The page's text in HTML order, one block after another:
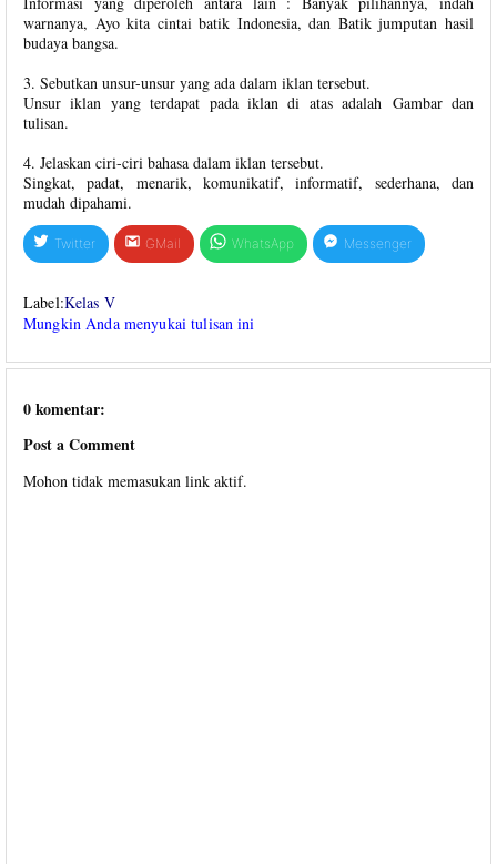
warnanya, Ayo kita cintai batik Indonesia, dan Batik jumputan hasil
budaya bangsa.
3. Sebutkan unsur-unsur yang ada dalam iklan tersebut.
Unsur iklan yang terdapat pada iklan di atas adalah Gambar dan
tulisan.
4. Jelaskan ciri-ciri bahasa dalam iklan tersebut.
Singkat, padat, menarik, komunikatif, informatif, sederhana, dan
mudah dipahami.
Twitter GMail WhatsApp Messenger
Label:Kelas V
Mungkin Anda menyukai tulisan ini
0 komentar:
Post a Comment
Mohon tidak memasukan link aktif.